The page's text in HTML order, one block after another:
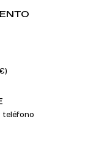
teléfono